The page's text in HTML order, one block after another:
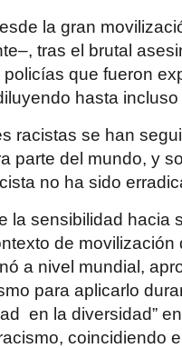
la gran
tras el brutal
que fueron
hasta
racistas se han
parte del mundo, y
no ha sido
la sensibilidad hacia
de movilización
a nivel mundial,
para aplicarlo
en la diversidad”
coincidiendo